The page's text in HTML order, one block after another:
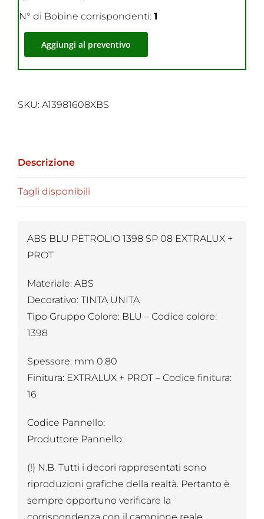
N° di Bobine corrispondenti: 1
Aggiungi al preventivo
SKU: A13981608XBS
Descrizione
Tagli disponibili
ABS BLU PETROLIO 1398 SP 08 EXTRALUX +
PROT
Materiale: ABS
Decorativo: TINTA UNITA
Tipo Gruppo Colore: BLU – Codice colore:
1398
Spessore: mm 0.80
Finitura: EXTRALUX + PROT – Codice finitura:
16
Codice Pannello:
Produttore Pannello:
(!) N.B. Tutti i decori rappresentati sono
riproduzioni grafiche della realtà. Pertanto è
sempre opportuno verificare la